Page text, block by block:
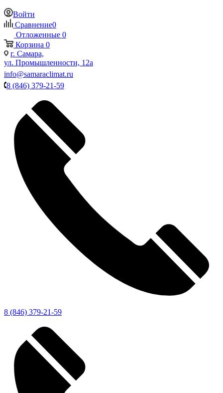
Войти
Сравнение0
Отложенные 0
Корзина 0
г. Самара,
ул. Промышленности, 12а
info@samaraclimat.ru
8 (846) 379-21-59
8 (846) 379-21-59